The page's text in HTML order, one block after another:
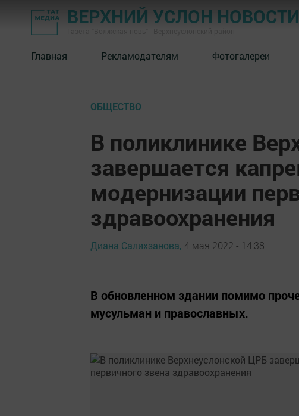
ВЕРХНИЙ УСЛОН НОВОСТИ
Главная Рекламодателям Фотогалереи
ОБЩЕСТВО
В поликлинике
завершается
модернизации
здравоохранения
Диана Салихзанова, 4 мая 2022 - 14:38
В обновленном здании помимо
мусульман и православных.